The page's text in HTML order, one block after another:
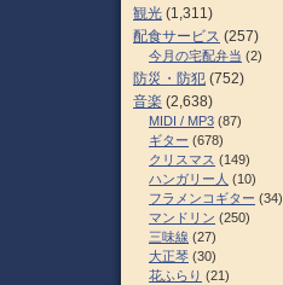
観光 (1,311)
配食サービス (257)
今月の宅配弁当 (2)
防災・防犯 (752)
音楽 (2,638)
MIDI / MP3 (87)
ギター (678)
クリスマス (149)
ハンガリー人 (10)
フラメンコギター (34)
マンドリン (250)
三味線 (27)
大正琴 (30)
花ふらり (21)